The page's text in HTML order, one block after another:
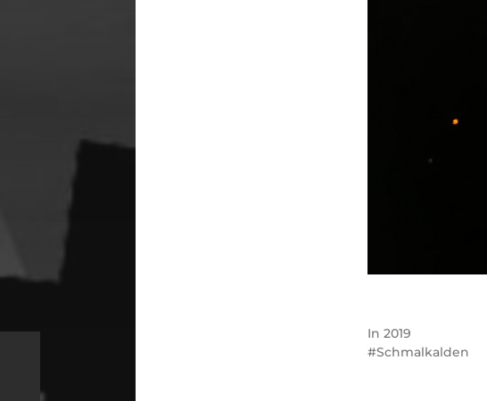
In 2019
Schmalkalden